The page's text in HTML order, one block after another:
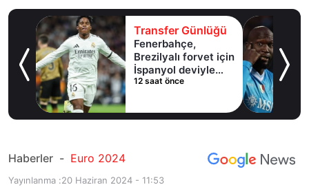
Transfer Günlüğü
Fenerbahçe,
Brezilyalı forvet için
İspanyol deviyle
masaya oturdu!
12 saat önce
Haberler - Euro 2024
Yayınlanma :20 Haziran 2024 - 11:53